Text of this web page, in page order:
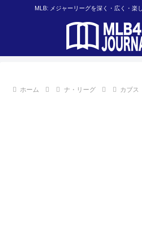
MLB: メジャーリーグを深く・広く・楽
ホーム ナ・リーグ カブス